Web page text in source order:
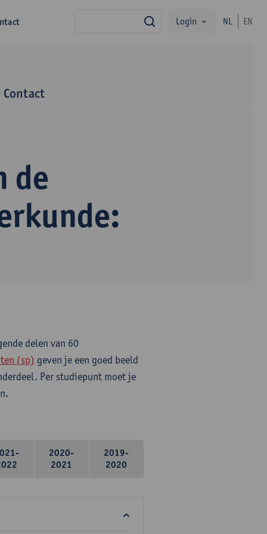
zoekLogin NL EN
Contact
de
delen van 60
(sp) geven je een goed beeld
Per studiepunt moet je
2020-
2021
2019-
2020